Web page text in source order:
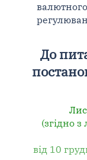
валютного
До
(згідно
від 10